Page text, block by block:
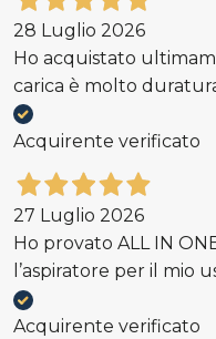
28 Luglio 2026
Ho acquistato
carica è molto
Acquirente verificato
27 Luglio 2026
Ho provato ALL IN
l’aspiratore per il mio
Acquirente verificato